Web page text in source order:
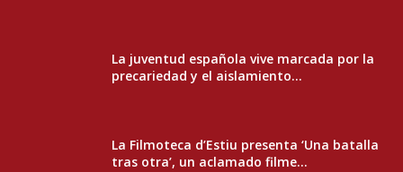
La juventud española vive marcada por la
precariedad y el aislamiento...
La Filmoteca d’Estiu presenta ‘Una batalla
tras otra’, un aclamado filme...